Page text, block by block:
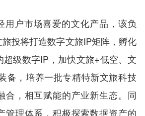
用户市场喜爱的文化产品，该负
投将打造数字文旅IP矩阵，孵化
超级数字IP，加快文旅+低空、文
备，培养一批专精特新文旅科技
合，相互赋能的产业新生态。同
管理体系，积极探索数据资产的